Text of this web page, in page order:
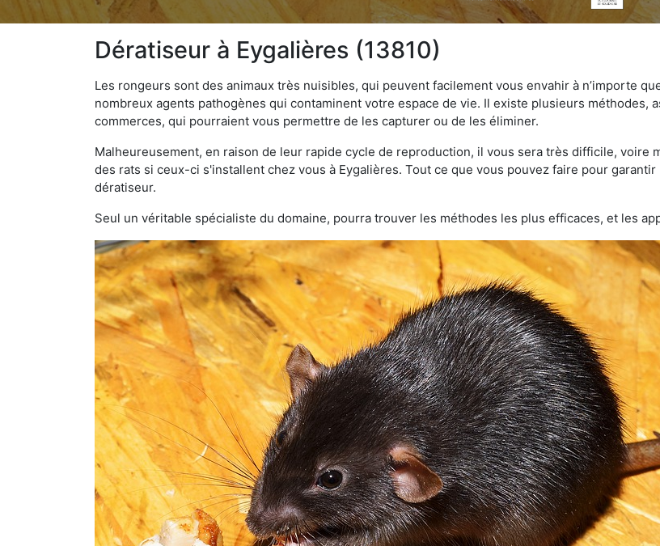
Dératiseur à Eygalières (13810)
Les rongeurs sont des animaux très nuisibles, qui peuvent facilement vous envahir à n’importe
nombreux agents pathogènes qui contaminent votre espace de vie. Il existe plusieurs méthodes,
commerces, qui pourraient vous permettre de les capturer ou de les éliminer.
Malheureusement, en raison de leur rapide cycle de reproduction, il vous sera très difficile, voire
des rats si ceux-ci s'installent chez vous à Eygalières. Tout ce que vous pouvez faire pour garantir
dératiseur.
Seul un véritable spécialiste du domaine, pourra trouver les méthodes les plus efficaces, et les